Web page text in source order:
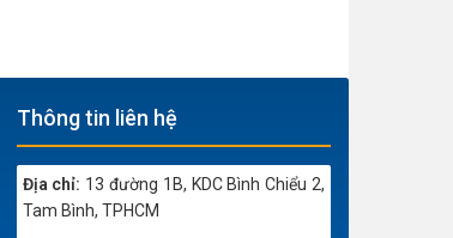
Thông tin liên hệ
Địa chỉ: 13 đường 1B, KDC Bình Chiểu 2,
Tam Bình, TPHCM